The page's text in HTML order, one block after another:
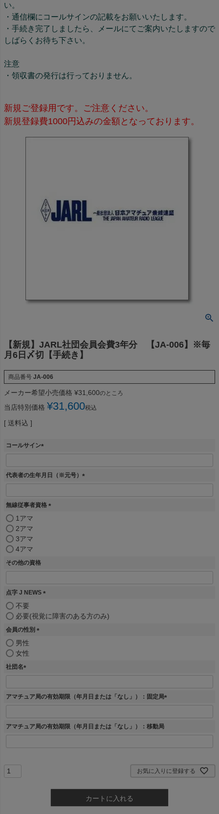
い。
・通信欄にコールサインの記載をお願いいたします。
・手続き完了しましたら、メールにてご案内いたしますので
しばらくお待ち下さい。
注意
・領収書の発行は行っておりません。
新規ご登録用です。ご注意ください。
新規登録費1000円込みの金額となっております。
【新規】JARL社団会員会費3年分 【JA-006】※毎
月6日〆切【手続き】
商品番号 JA-006
メーカー希望小売価格 ¥31,600のところ
当店特別価格 ¥31,600税込
送料込
コールサイン
(
必
須
)
代表者の生年月日（※元号）
(
必
無線従事者資格
1アマ
2アマ
3アマ
4アマ
その他の資格
点字 J NEWS
必
須
不要
必要(視覚に障害のある方のみ)
会員の性別
男性
女性
社団名
(
必
須
)
アマチュア局の有効期限（年月日または「なし」）：固定局
(
必
)
アマチュア局の有効期限（年月日または「なし」）：移動局
お気に入りに登録する
カートに入れる